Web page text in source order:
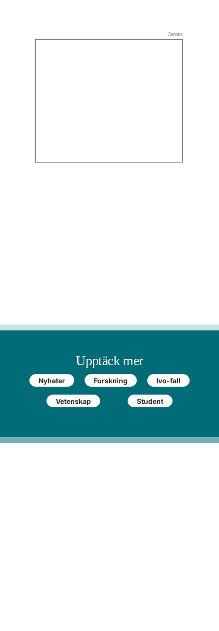
Upptäck mer
Nyheter Forskning Ivo-fall
Vetenskap Student
Annons